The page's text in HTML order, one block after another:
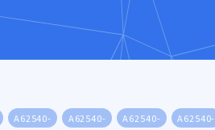
A62540- A62540- A62540- A62540-